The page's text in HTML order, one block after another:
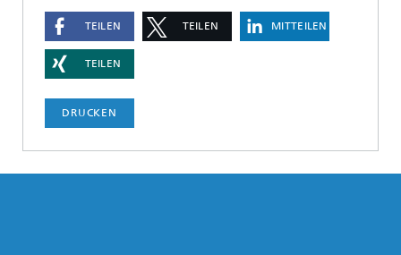
TEILEN TEILEN MITTEILEN
TEILEN
DRUCKEN